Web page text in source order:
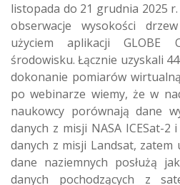
listopada do 21 grudnia 2025
obserwacje wysokości
użyciem aplikacji GLOBE
środowisku. Łącznie uzyskali
dokonanie pomiarów
po webinarze wiemy, że w
naukowcy porównają dane
danych z misji NASA ICESat-
danych z misji Landsat, zatem
dane naziemnych posłużą
danych pochodzących z